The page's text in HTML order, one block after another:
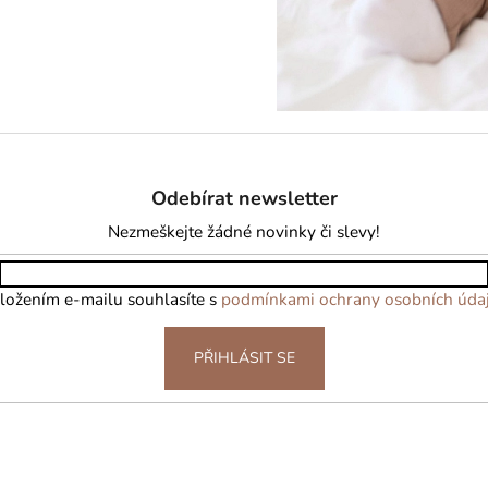
Odebírat newsletter
Nezmeškejte žádné novinky či slevy!
e-mailu souhlasíte s podmínkami ochrany osobních
PŘIHLÁSIT SE